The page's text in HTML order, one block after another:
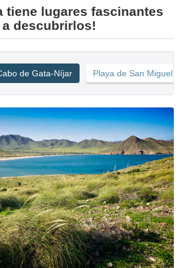
tiene lugares fascinantes
a descubrirlos!
de Gata-Níjar Playa de San Miguel